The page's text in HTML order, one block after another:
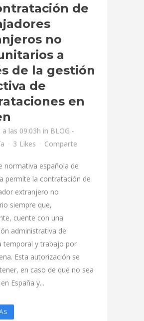
de
no
a
de la gestión
de
en
a las 09:03h in BLOG -
3 Likes Comparte
normativa española de
permite la contratación de
extranjero no
siempre que,
cuente con una
administrativa de
temporal y trabajo por
Esta autorización se
en caso de que no sea
España y...